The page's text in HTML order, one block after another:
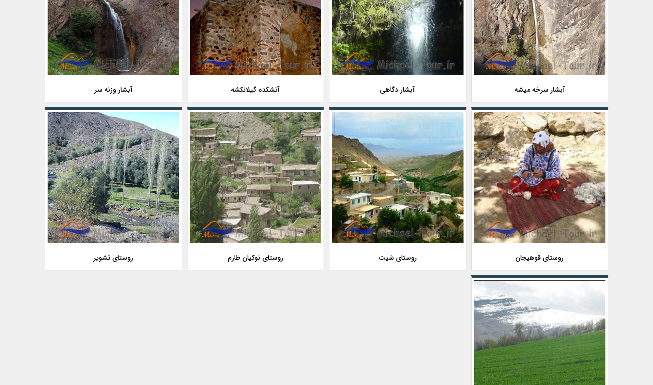
آبشار سرخه میشه آبشار دگاهی آتشكده گیلانكشه آبشار وزنه سر
روستای قوهیجان روستای شیت روستای نوکیان طارم روستای تشویر